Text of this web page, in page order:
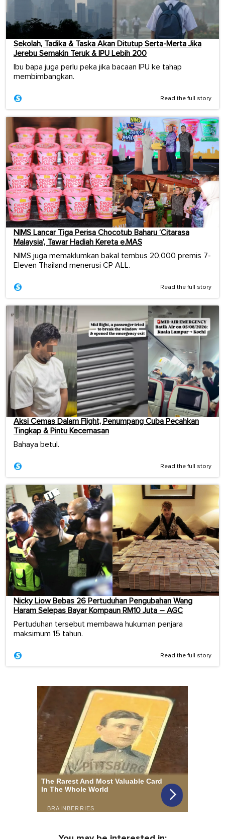
Sekolah, Tadika & Taska Akan Ditutup Serta-Merta Jika
Jerebu Semakin Teruk & IPU Lebih 200
Ibu bapa juga perlu peka jika bacaan IPU ke tahap
membimbangkan.
Read the full story
NIMS Lancar Tiga Perisa Chocotub Baharu ‘Citarasa
Malaysia’, Tawar Hadiah Kereta e.MAS
NIMS juga memaklumkan bakal tembus 20,000 premis 7-
Eleven Thailand menerusi CP ALL.
Read the full story
Aksi Cemas Dalam Flight, Penumpang Cuba Pecahkan
Tingkap & Pintu Kecemasan
Bahaya betul.
Read the full story
Nicky Liow Bebas 26 Pertuduhan Pengubahan Wang
Haram Selepas Bayar Kompaun RM10 Juta – AGC
Pertuduhan tersebut membawa hukuman penjara
maksimum 15 tahun.
Read the full story